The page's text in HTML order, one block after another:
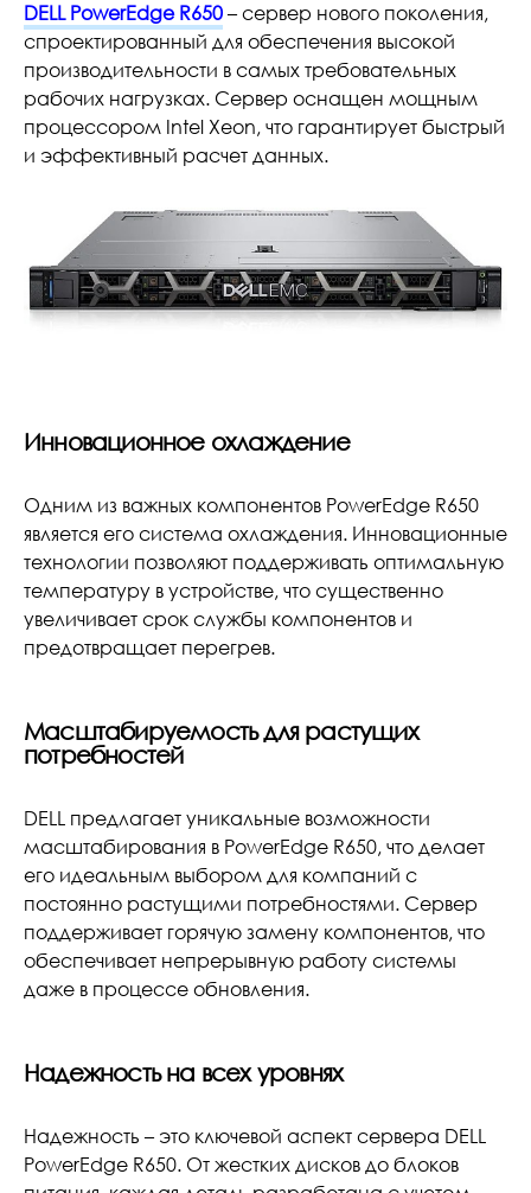
DELL PowerEdge R650– сервер нового поколения,
спроектированный для обеспечения высокой
производительности в самых требовательных
рабочих нагрузках. Сервер оснащен мощным
процессором Intel Xeon, что гарантирует быстрый
и эффективный расчет данных.
Инновационное охлаждение
Одним из важных компонентов PowerEdge R650
является его система охлаждения. Инновационные
технологии позволяют поддерживать оптимальную
температуру в устройстве, что существенно
увеличивает срок службы компонентов и
предотвращает перегрев.
Масштабируемость для растущих
потребностей
DELL предлагает уникальные возможности
масштабирования в PowerEdge R650, что делает
его идеальным выбором для компаний с
постоянно растущими потребностями. Сервер
поддерживает горячую замену компонентов, что
обеспечивает непрерывную работу системы
даже в процессе обновления.
Надежность на всех уровнях
Надежность – это ключевой аспект сервера DELL
PowerEdge R650. От жестких дисков до блоков